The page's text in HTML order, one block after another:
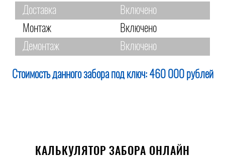
Доставка
Включено
Монтаж
Включено
Демонтаж
Включено
Стоимость данного забора под ключ: 460 000 рублей
КАЛЬКУЛЯТОР ЗАБОРА ОНЛАЙН